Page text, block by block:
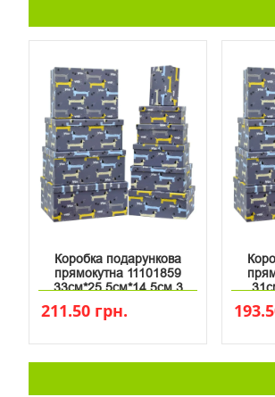
Коробка подарункова
прямокутна 11101859
33см*25.5см*14.5см 3
211.50 грн.